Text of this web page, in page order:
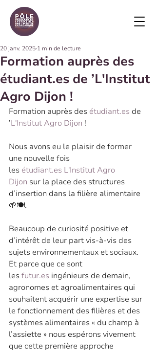
Formation auprès des
étudiant.es de ’L'Institut
Agro Dijon !
20 janv. 2025 1 min de lecture
Formation auprès des étudiant.es de
’L'Institut Agro Dijon !
Nous avons eu le plaisir de former
une nouvelle fois
les étudiant.es L'Institut Agro
Dijon sur la place des structures
d’insertion dans la filière alimentaire
🌱🍽️.
Beaucoup de curiosité positive et
d’intérêt de leur part vis-à-vis des
sujets environnementaux et sociaux.
Et parce que ce sont
les futur.es ingénieurs de demain,
agronomes et agroalimentaires qui
souhaitent acquérir une expertise sur
le fonctionnement des filières et des
systèmes alimentaires « du champ à
l’assiette » nous espérons vivement
que cette première approche